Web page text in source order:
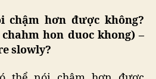
chậm hơn được không?
hon duoc khong) –
slowly?